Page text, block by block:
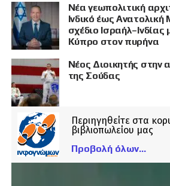
Νέα γεωπολιτική
Ινδικό έως Ανατολική
σχέδιο
Κύπρο στον πυρήνα
Νέος Διοικητής στην
της Σούδας
Περιηγηθείτε στα
βιβλιοπωλείου μας
Προβολή όλων